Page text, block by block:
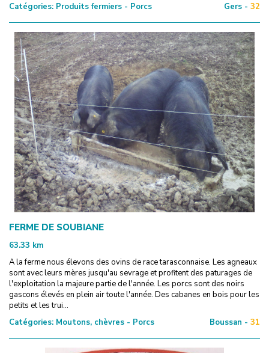
Catégories: Produits fermiers - Porcs Gers - 32
FERME DE SOUBIANE
63.33 km
A la ferme nous élevons des ovins de race tarasconnaise. Les agneaux
sont avec leurs mères jusqu'au sevrage et profitent des paturages de
l'exploitation la majeure partie de l'année. Les porcs sont des noirs
gascons élevés en plein air toute l'année. Des cabanes en bois pour les
petits et les trui...
Catégories: Moutons, chèvres - Porcs Boussan - 31